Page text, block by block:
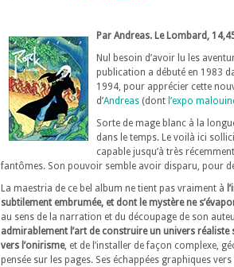
Par Andreas. Le Lombard,
Nul besoin d’avoir lu les
publication a débuté en 1983
1994, pour apprécier cette
d’Andreas (dont l’expo
Sorte de mage blanc à la
dans le temps. Le voilà ici
capable jusqu’à très
fantômes. Son pouvoir semble avoir disparu, pour
La maestria de ce bel album ne tient pas vraiment à
subtilement embrumée, et dont le mystère ne
au sens de la narration et du découpage de son
admirablement l’art de construire un univers réaliste
vers l’onirisme, et de l’installer de façon complexe,
pensée sur les pages. Ses échappées graphiques